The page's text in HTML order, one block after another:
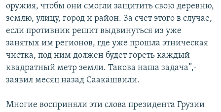
оружия, чтобы они смогли защитить свою деревню,
землю, улицу, город и район. За счет этого в случае,
если противник решит выдвинуться из уже
занятых им регионов, где уже прошла этническая
чистка, под ним должен будет гореть каждый
квадратный метр земли. Такова наша задача”,-
заявил месяц назад Саакашвили.
Многие восприняли эти слова президента Грузии